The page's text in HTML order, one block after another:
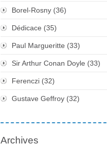
Borel-Rosny (36)
Dédicace (35)
Paul Margueritte (33)
Sir Arthur Conan Doyle (33)
Ferenczi (32)
Gustave Geffroy (32)
Archives